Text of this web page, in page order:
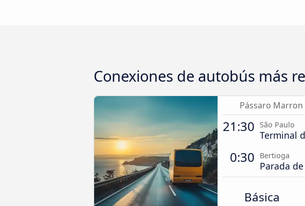
Conexiones de autobús más
Pássaro Marron
21:30 São Paulo
Terminal
0:30 Bertioga
Parada
Básica